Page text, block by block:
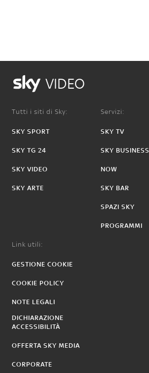
VIDEO
Tutti i siti di Sky:
SKY SPORT
SKY TG 24
SKY VIDEO
SKY ARTE
Servizi:
SKY TV
SKY BUSINESS
NOW
SKY BAR
SPAZI SKY
PROGRAMMI
Link utili:
GESTIONE COOKIE
COOKIE POLICY
NOTE LEGALI
DICHIARAZIONE
ACCESSIBILITÀ
OFFERTA SKY MEDIA
CORPORATE